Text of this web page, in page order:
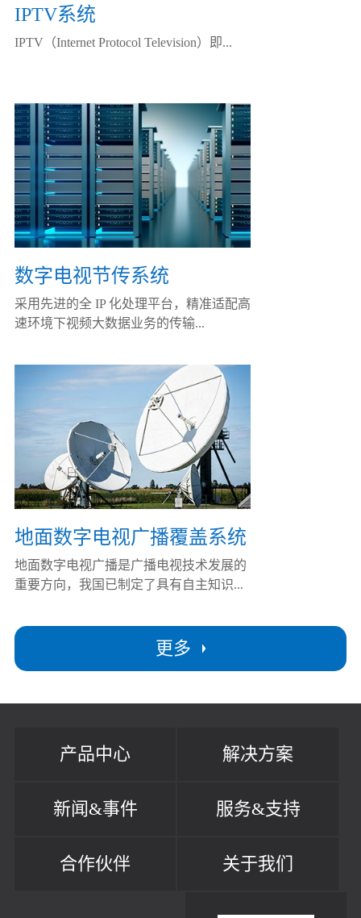
更多
IPTV系统
IPTV（Internet Protocol Television）即...
数字电视节传系统
采用先进的全 IP 化处理平台，精准适配高
速环境下视频大数据业务的传输...
地面数字电视广播覆盖系统
地面数字电视广播是广播电视技术发展的
重要方向，我国已制定了具有自主知识...
产品中心 解决方案
新闻&事件 服务&支持
合作伙伴 关于我们